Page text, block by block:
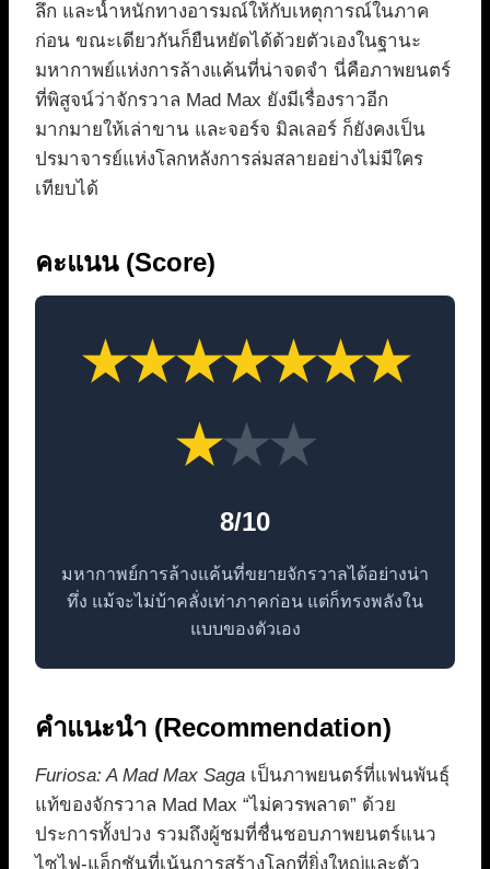
ลึก และน้ำหนักทางอารมณ์ให้กับเหตุการณ์ในภาค
ก่อน ขณะเดียวกันก็ยืนหยัดได้ด้วยตัวเองในฐานะ
มหากาพย์แห่งการล้างแค้นที่น่าจดจำ นี่คือภาพยนตร์
ที่พิสูจน์ว่าจักรวาล Mad Max ยังมีเรื่องราวอีก
มากมายให้เล่าขาน และจอร์จ มิลเลอร์ ก็ยังคงเป็น
ปรมาจารย์แห่งโลกหลังการล่มสลายอย่างไม่มีใคร
เทียบได้
คะแนน (Score)
★★★★★★★
★★★
8/10
มหากาพย์การล้างแค้นที่ขยายจักรวาลได้อย่างน่า
ทึ่ง แม้จะไม่บ้าคลั่งเท่าภาคก่อน แต่ก็ทรงพลังใน
แบบของตัวเอง
คำแนะนำ (Recommendation)
Furiosa: A Mad Max Saga เป็นภาพยนตร์ที่แฟนพันธุ์
แท้ของจักรวาล Mad Max “ไม่ควรพลาด” ด้วย
ประการทั้งปวง รวมถึงผู้ชมที่ชื่นชอบภาพยนตร์แนว
ไซไฟ-แอ็กชันที่เน้นการสร้างโลกที่ยิ่งใหญ่และตัว